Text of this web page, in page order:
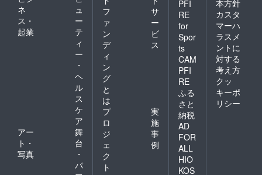
ネ
ス・
起業
ュ
ー
テ
ィ
ー
・
ヘ
ル
ス
ケ
ア
アー
ト・
写真
舞
台
・
パ
フ
ァ
ン
デ
ィ
ン
グ
と
は
サ
ー
ビ
ス
プ
ロ
ジ
ェ
ク
ト
実
施
事
例
PFI
RE
for
Spor
ts
CAM
PFI
RE
ふる
さと
納税
AD
FOR
ALL
HIO
KOS
本方針
カスタ
マーハ
ラスメ
ントに
対する
考え方
クッ
キーポ
リシー